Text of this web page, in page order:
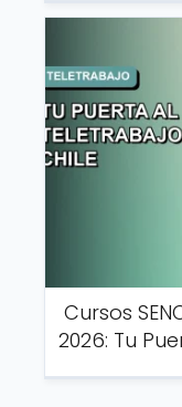
Cursos
2026: Tu